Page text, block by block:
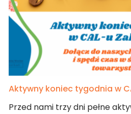
Aktywny koniec tygodnia w
Przed nami trzy dni pełne